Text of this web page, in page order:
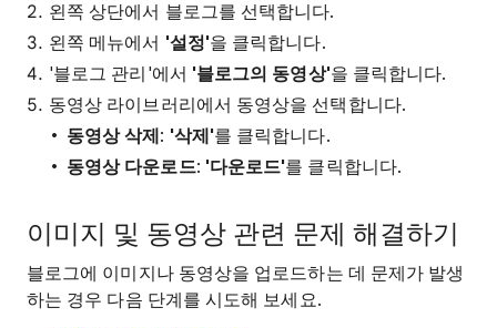
왼쪽 상단에서 블로그를 선택합니다.
왼쪽 메뉴에서 '설정'을 클릭합니다.
'블로그 관리'에서 '블로그의 동영상'을 클릭합니다.
동영상 라이브러리에서 동영상을 선택합니다.
동영상 삭제 : '삭제'를 클릭합니다.
동영상 다운로드: '다운로드'를 클릭합니다.
이미지 및 동영상 관련 문제 해결하기
블로그에 이미지나 동영상을 업로드하는 데 문제가 발생
하는 경우 다음 단계를 시도해 보세요.